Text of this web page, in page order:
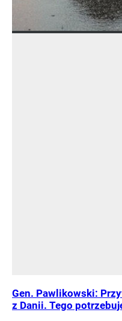
Gen. Pawlikowski:
z Danii. Tego